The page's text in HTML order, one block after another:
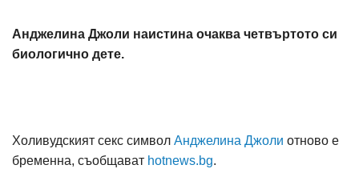
Анджелина Джоли наистина очаква четвъртото си
биологично дете.
Холивудският секс символ Анджелина Джоли отново е
бременна, съобщават hotnews.bg.